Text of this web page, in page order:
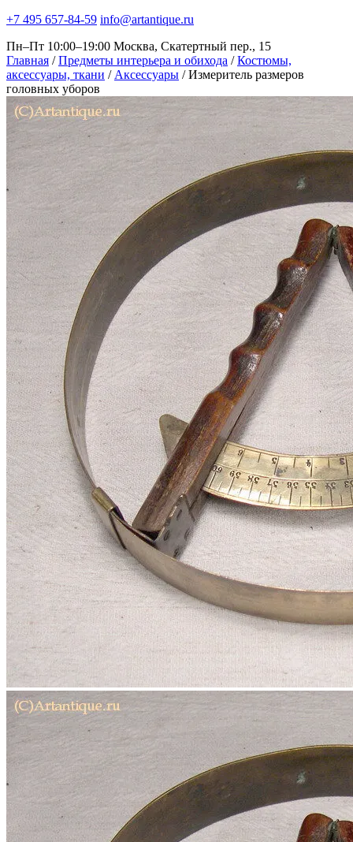
+7 495 657-84-59 info@artantique.ru
Пн–Пт 10:00–19:00 Москва, Скатертный пер., 15
Главная / Предметы интерьера и обихода / Костюмы,
аксессуары, ткани / Аксессуары / Измеритель размеров
головных уборов